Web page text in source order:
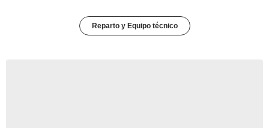
Reparto y Equipo técnico